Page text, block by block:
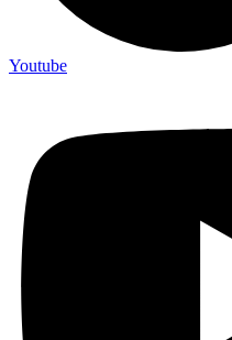
Youtube